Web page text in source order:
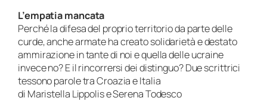
L’empatia mancata
Perché la difesa del proprio territorio da parte delle
curde, anche armate ha creato solidarietà e destato
ammirazione in tante di noi e quella delle ucraine
invece no? E il rincorrersi dei distinguo? Due scrittrici
tessono parole tra Croazia e Italia
di Maristella Lippolis e Serena Todesco